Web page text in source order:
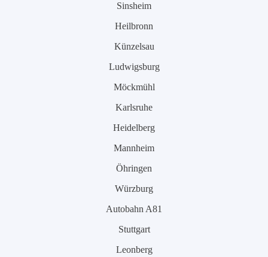
Sinsheim
Heilbronn
Künzelsau
Ludwigsburg
Möckmühl
Karlsruhe
Heidelberg
Mannheim
Öhringen
Würzburg
Autobahn A81
Stuttgart
Leonberg